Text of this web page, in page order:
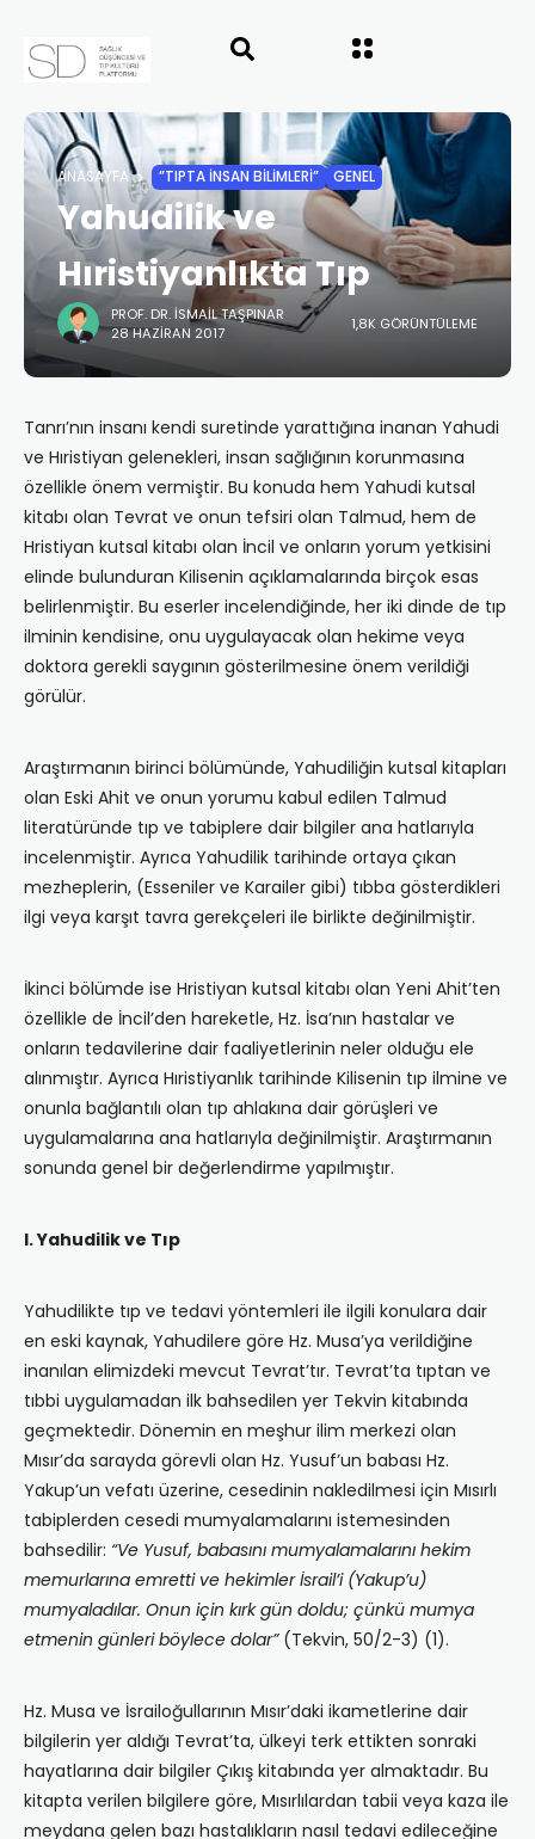
ANASAYFA ”TIPTA İNSAN BILIMLERI” GENEL
Yahudilik ve
Hıristiyanlıkta Tıp
PROF. DR. İSMAIL TAŞPINAR
28 HAZIRAN 2017
1,8K GÖRÜNTÜLEME
Tanrı’nın insanı kendi suretinde yarattığına inanan Yahudi
ve Hıristiyan gelenekleri, insan sağlığının korunmasına
özellikle önem vermiştir. Bu konuda hem Yahudi kutsal
kitabı olan Tevrat ve onun tefsiri olan Talmud, hem de
Hristiyan kutsal kitabı olan İncil ve onların yorum yetkisini
elinde bulunduran Kilisenin açıklamalarında birçok esas
belirlenmiştir. Bu eserler incelendiğinde, her iki dinde de tıp
ilminin kendisine, onu uygulayacak olan hekime veya
doktora gerekli saygının gösterilmesine önem verildiği
görülür.
Araştırmanın birinci bölümünde, Yahudiliğin kutsal kitapları
olan Eski Ahit ve onun yorumu kabul edilen Talmud
literatüründe tıp ve tabiplere dair bilgiler ana hatlarıyla
incelenmiştir. Ayrıca Yahudilik tarihinde ortaya çıkan
mezheplerin, (Esseniler ve Karailer gibi) tıbba gösterdikleri
ilgi veya karşıt tavra gerekçeleri ile birlikte değinilmiştir.
İkinci bölümde ise Hristiyan kutsal kitabı olan Yeni Ahit’ten
özellikle de İncil’den hareketle, Hz. İsa’nın hastalar ve
onların tedavilerine dair faaliyetlerinin neler olduğu ele
alınmıştır. Ayrıca Hıristiyanlık tarihinde Kilisenin tıp ilmine ve
onunla bağlantılı olan tıp ahlakına dair görüşleri ve
uygulamalarına ana hatlarıyla değinilmiştir. Araştırmanın
sonunda genel bir değerlendirme yapılmıştır.
I. Yahudilik ve Tıp
Yahudilikte tıp ve tedavi yöntemleri ile ilgili konulara dair
en eski kaynak, Yahudilere göre Hz. Musa’ya verildiğine
inanılan elimizdeki mevcut Tevrat’tır. Tevrat’ta tıptan ve
tıbbi uygulamadan ilk bahsedilen yer Tekvin kitabında
geçmektedir. Dönemin en meşhur ilim merkezi olan
Mısır’da sarayda görevli olan Hz. Yusuf’un babası Hz.
Yakup’un vefatı üzerine, cesedinin nakledilmesi için Mısırlı
tabiplerden cesedi mumyalamalarını istemesinden
bahsedilir: “Ve Yusuf, babasını mumyalamalarını hekim
memurlarına emretti ve hekimler İsrail’i (Yakup’u)
mumyaladılar. Onun için kırk gün doldu; çünkü mumya
etmenin günleri böylece dolar”(Tekvin, 50/2-3) (1).
Hz. Musa ve İsrailoğullarının Mısır’daki ikametlerine dair
bilgilerin yer aldığı Tevrat’ta, ülkeyi terk ettikten sonraki
hayatlarına dair bilgiler Çıkış kitabında yer almaktadır. Bu
kitapta verilen bilgilere göre, Mısırlılardan tabii veya kaza ile
meydana gelen bazı hastalıkların nasıl tedavi edileceğine